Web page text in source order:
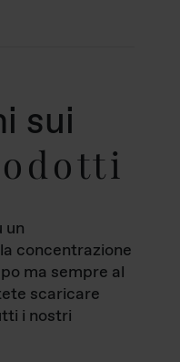
sui
un
concentrazione
ma sempre al
scaricare
i nostri